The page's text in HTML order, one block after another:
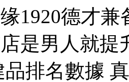
1920德才
是男人就提
排名數據